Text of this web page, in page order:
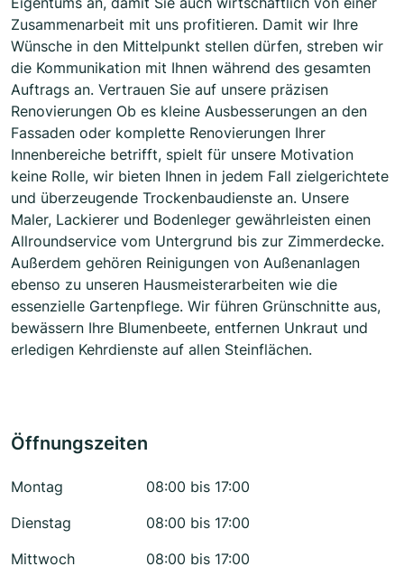
Zusammenarbeit mit uns profitieren. Damit wir Ihre
Wünsche in den Mittelpunkt stellen dürfen, streben wir
die Kommunikation mit Ihnen während des gesamten
Auftrags an. Vertrauen Sie auf unsere präzisen
Renovierungen Ob es kleine Ausbesserungen an den
Fassaden oder komplette Renovierungen Ihrer
Innenbereiche betrifft, spielt für unsere Motivation
keine Rolle, wir bieten Ihnen in jedem Fall zielgerichtete
und überzeugende Trockenbaudienste an. Unsere
Maler, Lackierer und Bodenleger gewährleisten einen
Allroundservice vom Untergrund bis zur Zimmerdecke.
Außerdem gehören Reinigungen von Außenanlagen
ebenso zu unseren Hausmeisterarbeiten wie die
essenzielle Gartenpflege. Wir führen Grünschnitte aus,
bewässern Ihre Blumenbeete, entfernen Unkraut und
erledigen Kehrdienste auf allen Steinflächen.
Öffnungszeiten
Montag
08:00 bis 17:00
Dienstag
08:00 bis 17:00
Mittwoch
08:00 bis 17:00